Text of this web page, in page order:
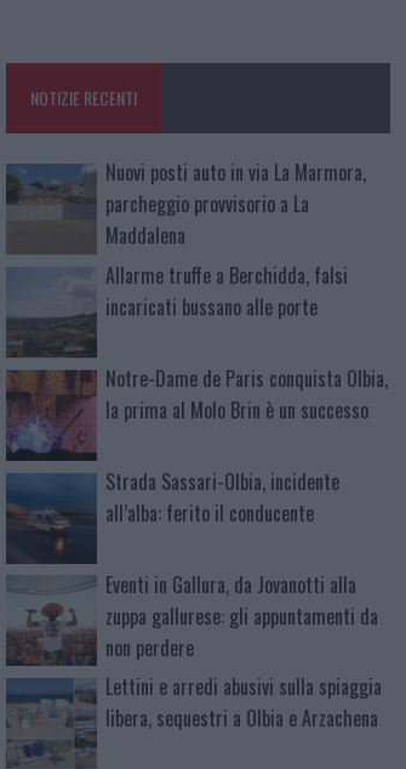
NOTIZIE RECENTI
Nuovi posti auto in via La Marmora,
parcheggio provvisorio a La
Maddalena
Allarme truffe a Berchidda, falsi
incaricati bussano alle porte
Notre-Dame de Paris conquista Olbia,
la prima al Molo Brin è un successo
Strada Sassari-Olbia, incidente
all’alba: ferito il conducente
Eventi in Gallura, da Jovanotti alla
zuppa gallurese: gli appuntamenti da
non perdere
Lettini e arredi abusivi sulla spiaggia
libera, sequestri a Olbia e Arzachena